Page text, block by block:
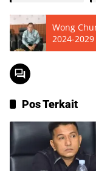
Wong
2024-2029
Pos Terkait